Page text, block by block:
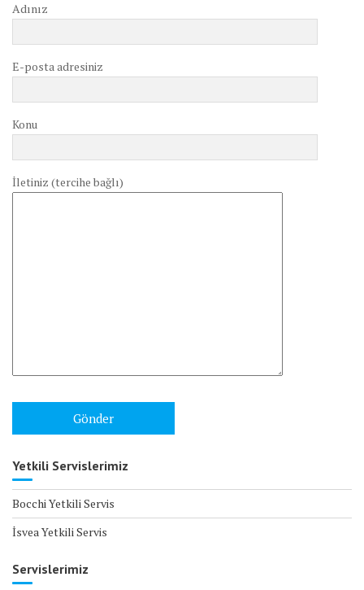
Adınız
E-posta adresiniz
Konu
İletiniz (tercihe bağlı)
Yetkili Servislerimiz
Bocchi Yetkili Servis
İsvea Yetkili Servis
Servislerimiz